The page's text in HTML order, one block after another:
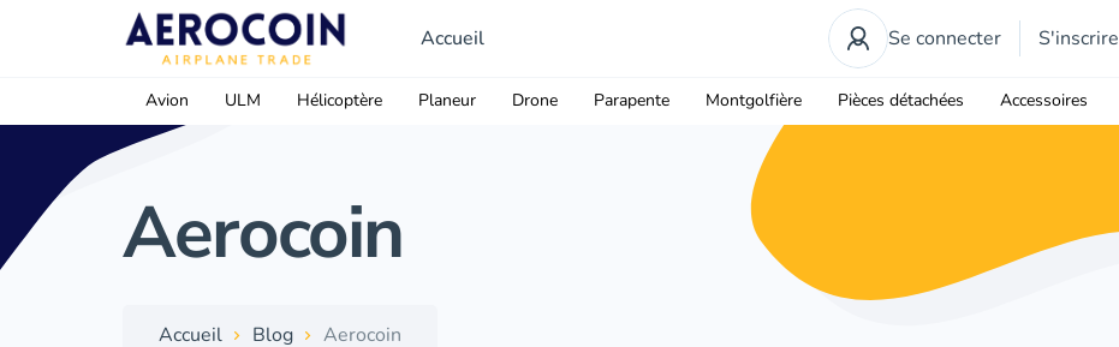
Accueil Se connecter S'inscrire
Avion ULM Hélicoptère Planeur Drone Parapente Montgolfière Pièces détachées Accessoires
Aerocoin
Accueil Blog Aerocoin